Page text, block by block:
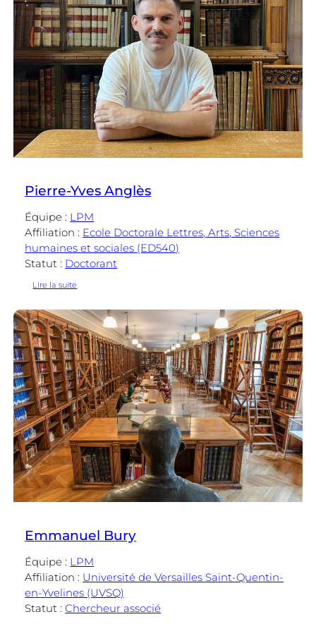
Pierre-Yves Anglès
Équipe : LPM
Affiliation : Ecole Doctorale Lettres, Arts, Sciences
humaines et sociales (ED540)
Statut : Doctorant
Lire la suite
Anglès
Emmanuel Bury
Équipe : LPM
Affiliation : Université de Versailles Saint-Quentin-
en-Yvelines (UVSQ)
Statut :Chercheur associé